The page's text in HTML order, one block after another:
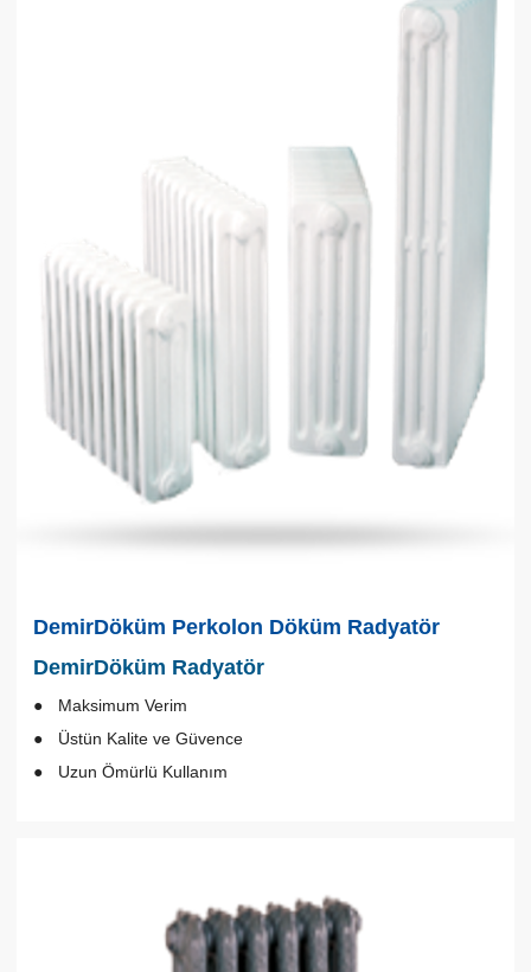
DemirDöküm Perkolon Döküm Radyatör
DemirDöküm Radyatör
Maksimum Verim
Üstün Kalite ve Güvence
Uzun Ömürlü Kullanım